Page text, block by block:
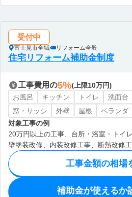
受付中
富士見市全域 リフォーム全般
住宅リフォーム補助金制度
工事費用の5%(上限10万円)
お風呂
キッチン トイレ 洗面台
窓・サッシ
外壁 屋根 ベランダ
対象工事の例
20万円以上の工事、台所・浴室・トイ
壁塗装改修、内装改修工事、断熱改修
工事金額の相場
補助金が使えるか